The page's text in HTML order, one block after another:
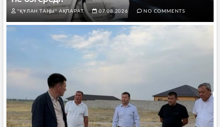
"ҚҰЛАН ТАҢЫ" АҚПАРАТ. 07.08.2026 NO COMMENTS